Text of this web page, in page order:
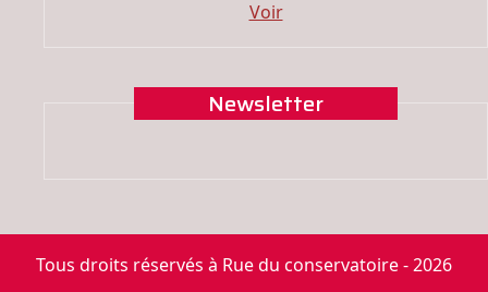
Voir
Newsletter
Tous droits réservés à Rue du conservatoire - 2026